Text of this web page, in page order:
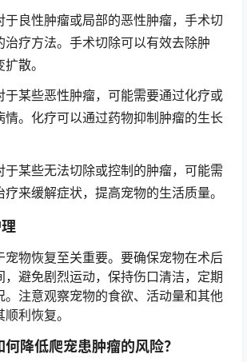
于良性肿瘤或局部的恶性肿瘤，手术切
治疗方法。手术切除可以有效去除肿
散。
于某些恶性肿瘤，可能需要通过化疗或
情。化疗可以通过药物抑制肿瘤的生长
于某些无法切除或控制的肿瘤，可能需
来缓解症状，提高宠物的生活质量。
宠物恢复至关重要。要确保宠物在术后
，避免剧烈运动，保持伤口清洁，定期
。注意观察宠物的食欲、活动量和其他
利恢复。
降低爬宠患肿瘤的风险？